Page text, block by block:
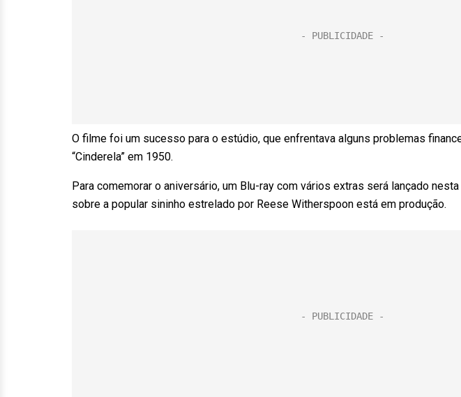
O filme foi um sucesso para o estúdio, que enfrentava alguns problemas
“Cinderela” em 1950.
Para comemorar o aniversário, um Blu-ray com vários extras será lançado
sobre a popular sininho estrelado por Reese Witherspoon está em produção.